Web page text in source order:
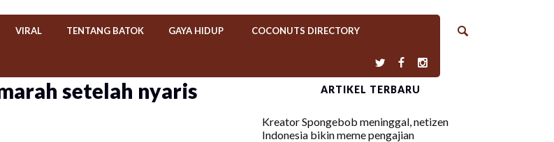
VIRAL TENTANG BATOK GAYA HIDUP COCONUTS DIRECTORY
setelah nyaris
ARTIKEL TERBARU
Kreator Spongebob meninggal, netizen
Indonesia bikin meme pengajian